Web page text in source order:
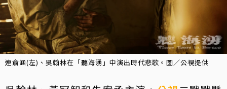
連俞涵(左)、吳翰林在「聽海湧」中演出時代悲歌。圖／公視提供